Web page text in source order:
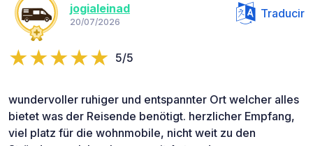
jogialeinad
20/07/2026
Traducir
5/5
wundervoller ruhiger und entspannter Ort welcher alles
bietet was der Reisende benötigt. herzlicher Empfang,
viel platz für die wohnmobile, nicht weit zu den